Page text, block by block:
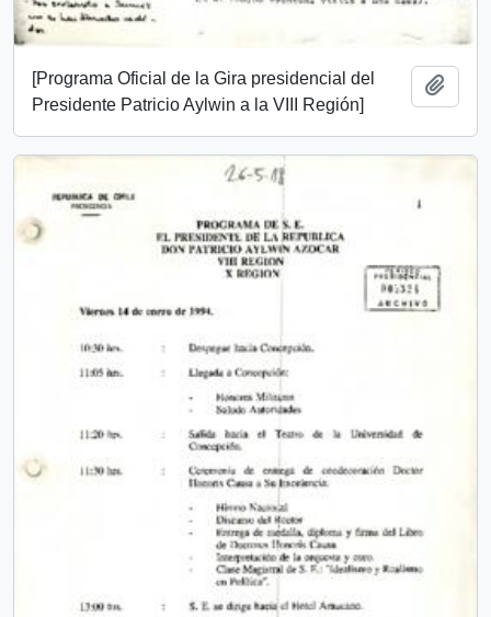
[Programa Oficial de la Gira presidencial del
Presidente Patricio Aylwin a la VIII Región]